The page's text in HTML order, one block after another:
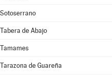
Sotoserrano
Tabera de Abajo
Tamames
Tarazona de Guareña